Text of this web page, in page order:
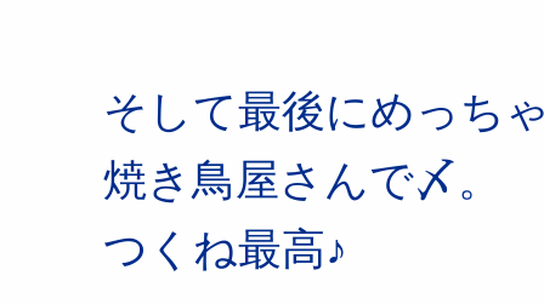
そして最後にめっち
焼き鳥屋さんで〆。
つくね最高♪